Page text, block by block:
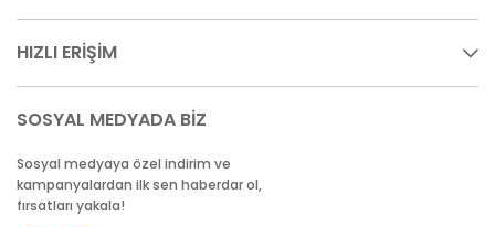
HIZLI ERİŞİM
SOSYAL MEDYADA BİZ
Sosyal medyaya özel indirim ve
kampanyalardan ilk sen haberdar ol,
fırsatları yakala!